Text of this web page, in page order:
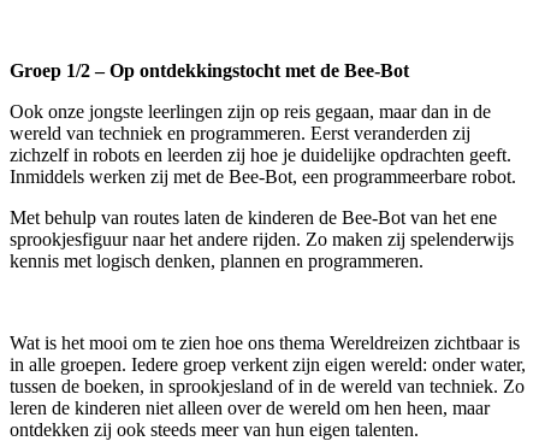
Groep 1/2 – Op ontdekkingstocht met de Bee-Bot
Ook onze jongste leerlingen zijn op reis gegaan, maar dan in de
wereld van techniek en programmeren. Eerst veranderden zij
zichzelf in robots en leerden zij hoe je duidelijke opdrachten geeft.
Inmiddels werken zij met de Bee-Bot, een programmeerbare robot.
Met behulp van routes laten de kinderen de Bee-Bot van het ene
sprookjesfiguur naar het andere rijden. Zo maken zij spelenderwijs
kennis met logisch denken, plannen en programmeren.
Wat is het mooi om te zien hoe ons thema Wereldreizen zichtbaar is
in alle groepen. Iedere groep verkent zijn eigen wereld: onder water,
tussen de boeken, in sprookjesland of in de wereld van techniek. Zo
leren de kinderen niet alleen over de wereld om hen heen, maar
ontdekken zij ook steeds meer van hun eigen talenten.